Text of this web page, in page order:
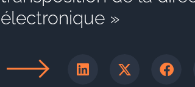
électronique »